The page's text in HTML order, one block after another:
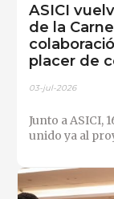
ASICI
de la
placer de
03-jul-2026
Junto a ASICI,
unido ya al